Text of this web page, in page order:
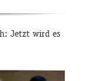
Jetzt wird es